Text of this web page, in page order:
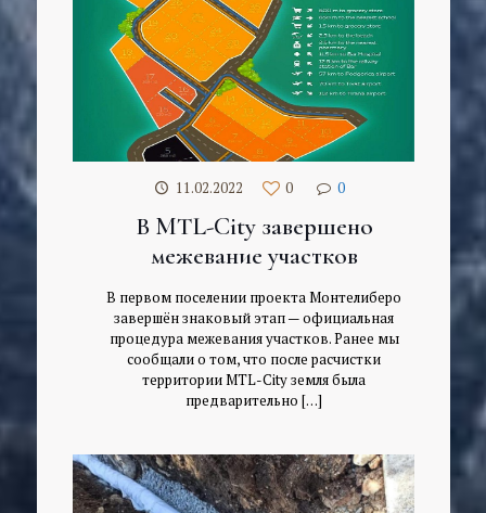
11.02.2022 0 0
В MTL-City завершено
межевание участков
В первом поселении проекта Монтелиберо
завершён знаковый этап — официальная
процедура межевания участков. Ранее мы
сообщали о том, что после расчистки
территории MTL-City земля была
предварительно […]